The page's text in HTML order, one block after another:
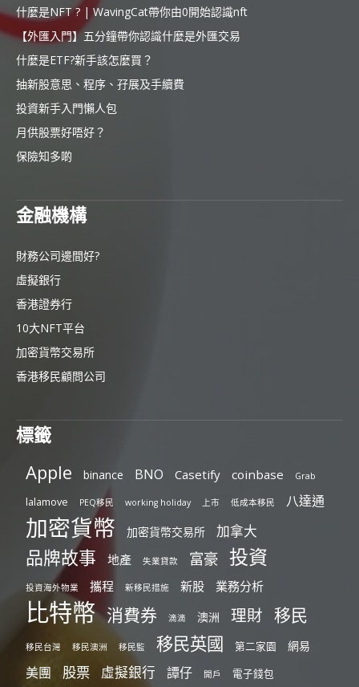
什麼是NFT ? | WavingCat帶你由0開始認識nft
【外匯入門】五分鐘帶你認識什麼是外匯交易
什麼是ETF?新手該怎麼買？
抽新股意思、程序、孖展及手續費
投資新手入門懶人包
月供股票好唔好？
保險知多啲
金融機構
財務公司邊間好?
虛擬銀行
香港證券行
10大NFT平台
加密貨幣交易所
香港移民顧問公司
標籤
Apple binance BNO Casetify coinbase Grab
lalamove PEQ移民 working holiday 上市 低成本移民 八達通
加密貨幣 加密貨幣交易所 加拿大
品牌故事 地產 失業貸款 富豪 投資
投資海外物業 攜程 新移民措施 新股 業務分析
比特幣 消費券 滴滴 澳洲 理財 移民
移民台灣 移民澳洲 移民監 移民英國 第二家園 網易
美團 股票 虛擬銀行 譚仔 開戶 電子錢包